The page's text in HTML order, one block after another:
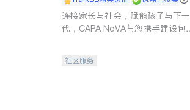
连接家长与社会，赋能孩子与下一
代，CAPA NoVA与您携手建设包
社区服务